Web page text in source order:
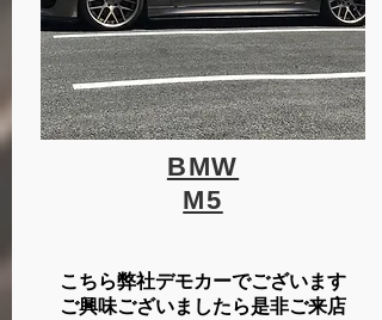
BMW
​M5
こちら弊社デモカーでございます
ご興味ございましたら是非ご来店